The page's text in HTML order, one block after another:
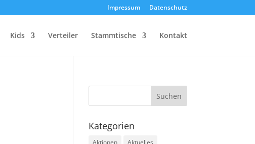
Impressum Datenschutz
Kids Verteiler Stammtische Kontakt
Kategorien
Aktionen
Aktuelles